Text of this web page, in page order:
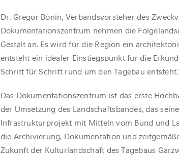
Dr. Gregor Bonin, Verbandsvorsteher des
Dokumentationszentrum nehmen die
Gestalt an. Es wird für die Region ein
entsteht ein idealer Einstiegspunkt für die
Schritt für Schritt rund um den Tagebau
Das Dokumentationszentrum ist das erste
der Umsetzung des Landschaftsbandes, das
Infrastrukturprojekt mit Mitteln vom Bund und
die Archivierung, Dokumentation und
Zukunft der Kulturlandschaft des Tagebaus